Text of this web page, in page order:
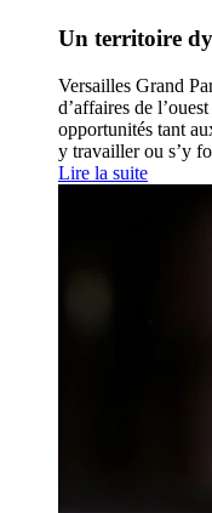
Un territoire
Versailles Grand
d’affaires de
opportunités tant
y travailler ou s’y
Lire la suite